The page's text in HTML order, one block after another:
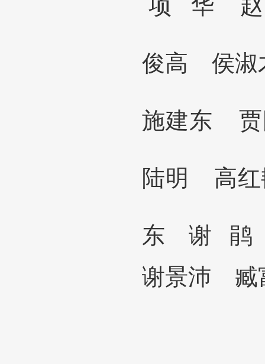
项 华
俊高 侯淑
施建东
陆明 高
东 谢 鹃
谢景沛 臧